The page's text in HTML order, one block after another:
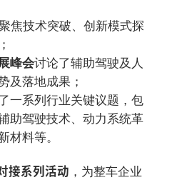
焦技术突破、创新模式探
峰会讨论了辅助驾驶及人
及落地成果；
一系列行业关键议题，包
助驾驶技术、动力系统革
材料等。
接系列活动 ，为整车企业